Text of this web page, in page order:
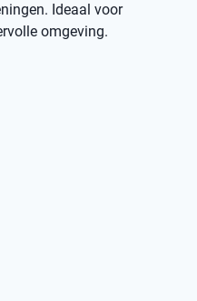
Ideaal voor
omgeving.